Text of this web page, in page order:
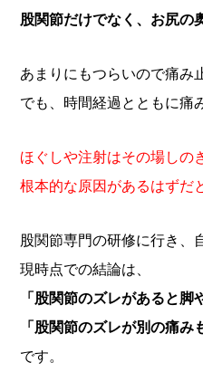
股関節だけでなく、お尻の
あまりにもつらいので痛み
でも、時間経過とともに痛
ほぐしや注射はその場しの
根本的な原因があるはずだ
股関節専門の研修に行き、
現時点での結論は、
「股関節のズレがあると脚
「股関節のズレが別の痛み
です。